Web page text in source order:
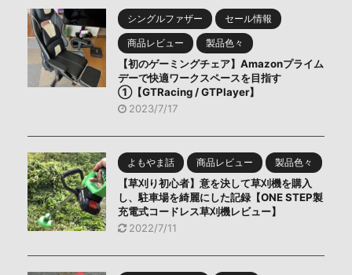
シングルファザー セール情報
商品レビュー 製品色々
【初のゲーミングチェア】Amazonプライム
デーで快適ワークスペースを目指す
①【GTRacing / GTPlayer】
2023/7/17
よもやま話 商品レビュー 製品色々
【草刈り初心者】意を決して草刈機を購入
し、駐車場を綺麗にした記録【ONE STEP製
充電式コードレス草刈機レビュー】
2022/7/11